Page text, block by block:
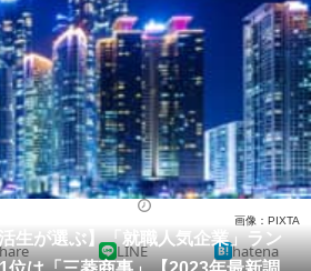
ニュース
クイズ
地域
教育・育児
リサーチ
生が選ぶ】「就職人気企業」ラン
画像：PIXTA
LINE hatena